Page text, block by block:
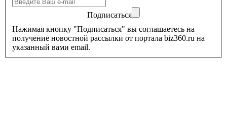
Подписаться
Нажимая кнопку "Подписаться" вы соглашаетесь на
получение новостной рассылки от портала biz360.ru на
указанный вами email.